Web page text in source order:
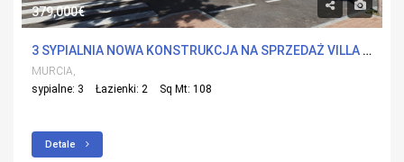
379,000€
3 SYPIALNIA NOWA KONSTRUKCJA NA SPRZEDAŻ VILLA W SAN PEDRO DEL PINATAR, MURCIA
MURCIA,
sypialne: 3
Łazienki: 2 Sq Mt: 108
Detale